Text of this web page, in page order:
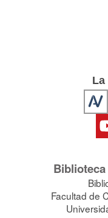
La
Facultad de